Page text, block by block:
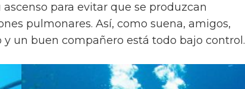
para evitar que se produzcan
pulmonares. Así, como suena, amigos,
un buen compañero está todo bajo control.